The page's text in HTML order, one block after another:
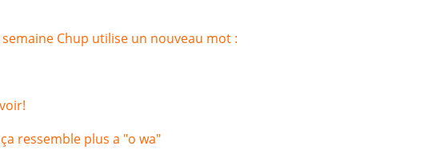
semaine Chup utilise un nouveau mot :
ressemble plus a "o wa"